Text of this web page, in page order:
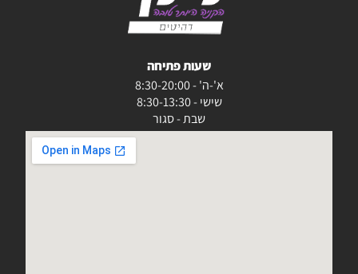
שעות פתיחה
א'-ה' - 8:30-20:00
שישי - 8:30-13:30
שבת - סגור